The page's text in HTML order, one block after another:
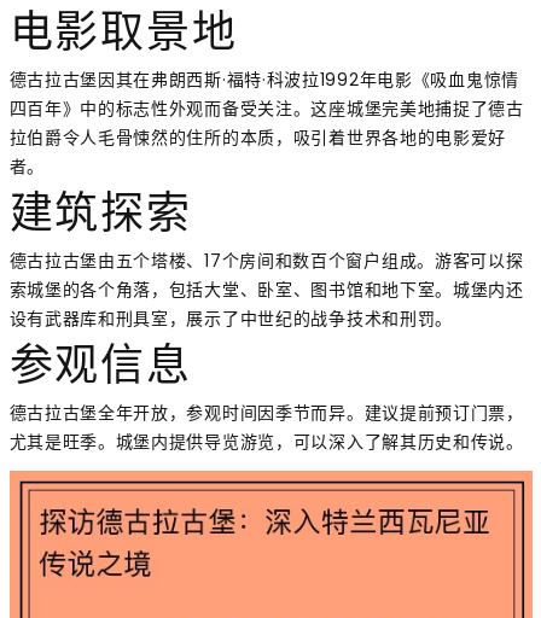
电影取景地
德古拉古堡因其在弗朗西斯·福特·科波拉1992年电影《吸血鬼惊情
四百年》中的标志性外观而备受关注。这座城堡完美地捕捉了德古
拉伯爵令人毛骨悚然的住所的本质，吸引着世界各地的电影爱好
者。
建筑探索
德古拉古堡由五个塔楼、17个房间和数百个窗户组成。游客可以探
索城堡的各个角落，包括大堂、卧室、图书馆和地下室。城堡内还
设有武器库和刑具室，展示了中世纪的战争技术和刑罚。
参观信息
德古拉古堡全年开放，参观时间因季节而异。建议提前预订门票，
尤其是旺季。城堡内提供导览游览，可以深入了解其历史和传说。